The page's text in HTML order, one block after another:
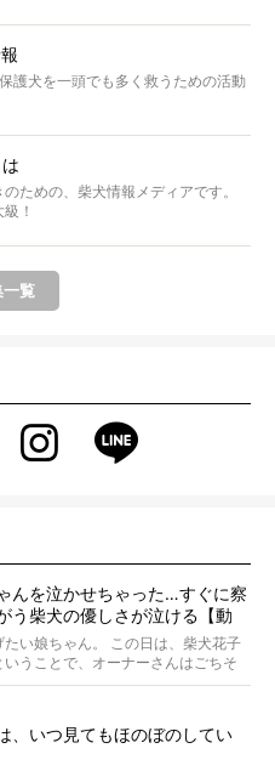
護犬を一頭でも多く救うための活動
ための、柴犬情報メディアです。
！
一覧
んを泣かせちゃった…すぐに察
う柴犬の優しさが泣ける【動
い娘ちゃん。 この日は、柴犬花子
うことで、オーナーさんはごちそ
、いつ見てもほのぼのしてい